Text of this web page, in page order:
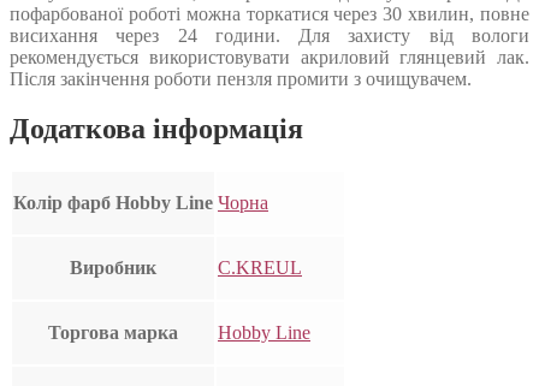
пофарбованої роботі можна торкатися через 30 хвилин, повне
висихання через 24 години. Для захисту від вологи
рекомендується використовувати акриловий глянцевий лак.
Після закінчення роботи пензля промити з очищувачем.
Додаткова інформація
Колір фарб Hobby Line Чорна
Виробник C.KREUL
Торгова марка Hobby Line